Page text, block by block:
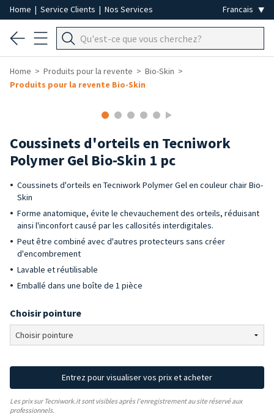
Home | Service Clients | Nos Services
Home Produits pour la revente
Bio-Skin
Produits pour la revente Bio-Skin
Coussinets d'orteils en Tecniwork
Polymer Gel Bio-Skin 1 pc
Coussinets d'orteils en Tecniwork Polymer Gel en couleur chair Bio-
Skin
Forme anatomique, évite le chevauchement des orteils, réduisant
ainsi l'inconfort causé par les callosités interdigitales.
Peut être combiné avec d'autres protecteurs sans créer
d'encombrement
Lavable et réutilisable
Emballé dans une boîte de 1 pièce
Choisir pointure
Entrez pour visualiser vos prix et acheter
Les prix sur Tecniwork.it sont visibles après l'enregistrement au site réservé aux
professionnels.